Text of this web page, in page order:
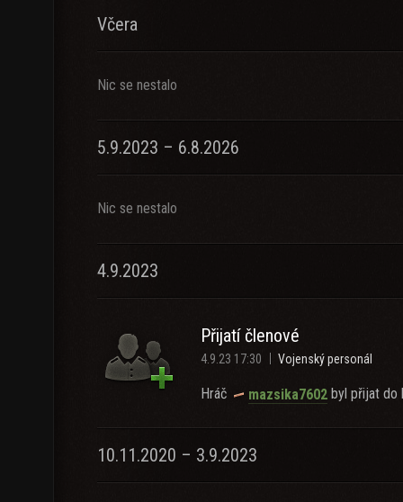
Včera
Nic se nestalo
5.9.2023 – 6.8.2026
Nic se nestalo
4.9.2023
Přijatí členové
4.9.23 17:30 Vojenský personál
Hráč mazsika7602 byl přijat do
10.11.2020 – 3.9.2023